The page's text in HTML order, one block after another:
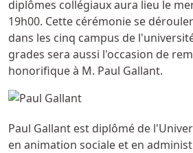
diplômes collégiaux aura lieu le
19h00. Cette cérémonie se
dans les cinq campus de
grades sera aussi l'occasion de
honorifique à M. Paul Gallant.
Paul Gallant est diplômé de
en animation sociale et en